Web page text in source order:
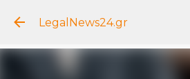
Μετάβαση στο κύριο
LegalNews24.gr